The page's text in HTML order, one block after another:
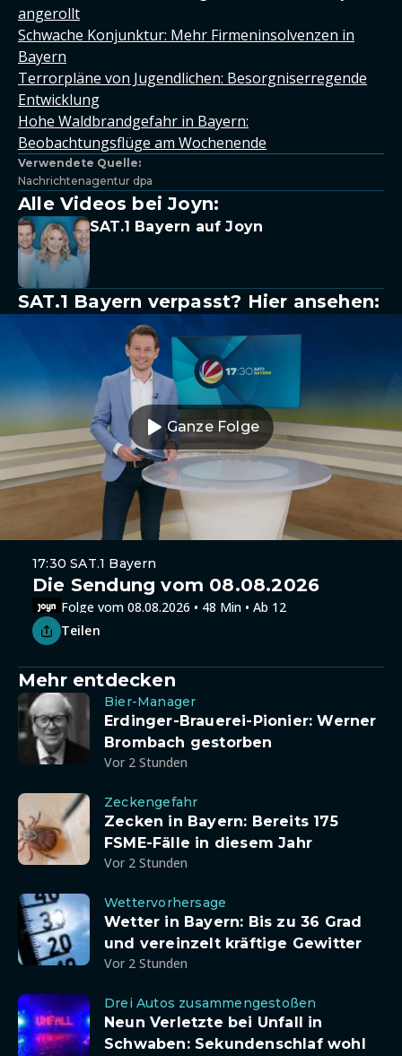
angerollt
Schwache Konjunktur: Mehr Firmeninsolvenzen in
Bayern
Terrorpläne von Jugendlichen: Besorgniserregende
Entwicklung
Hohe Waldbrandgefahr in Bayern:
Beobachtungsflüge am Wochenende
Verwendete Quelle:
Nachrichtenagentur dpa
Alle Videos bei Joyn:
SAT.1 Bayern auf Joyn
SAT.1 Bayern verpasst? Hier ansehen:
Ganze Folge
17:30 SAT.1 Bayern
Die Sendung vom 08.08.2026
Folge vom 08.08.2026 • 48 Min • Ab 12
Teilen
Mehr entdecken
Bier-Manager
Erdinger-Brauerei-Pionier: Werner
Brombach gestorben
Vor 2 Stunden
Zeckengefahr
Zecken in Bayern: Bereits 175
FSME-Fälle in diesem Jahr
Vor 2 Stunden
Wettervorhersage
Wetter in Bayern: Bis zu 36 Grad
und vereinzelt kräftige Gewitter
Vor 2 Stunden
Drei Autos zusammengestoßen
Neun Verletzte bei Unfall in
Schwaben: Sekundenschlaf wohl